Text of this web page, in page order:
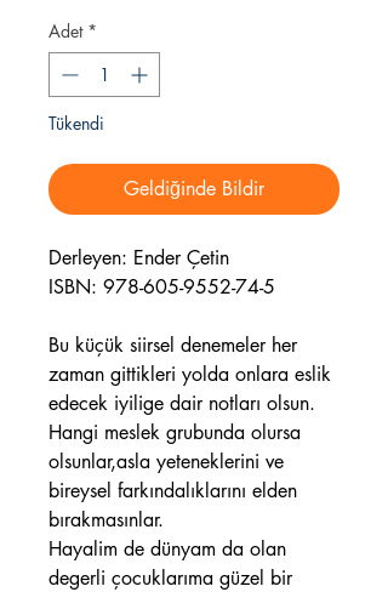
Adet *
Tükendi
Geldiğinde Bildir
Derleyen: Ender Çetin
ISBN: 978-605-9552-74-5
Bu küçük siirsel denemeler her
zaman gittikleri yolda onlara eslik
edecek iyilige dair notları olsun.
Hangi meslek grubunda olursa
olsunlar,asla yeteneklerini ve
bireysel farkındalıklarını elden
bırakmasınlar.
Hayalim de dünyam da olan
degerli çocuklarıma güzel bir